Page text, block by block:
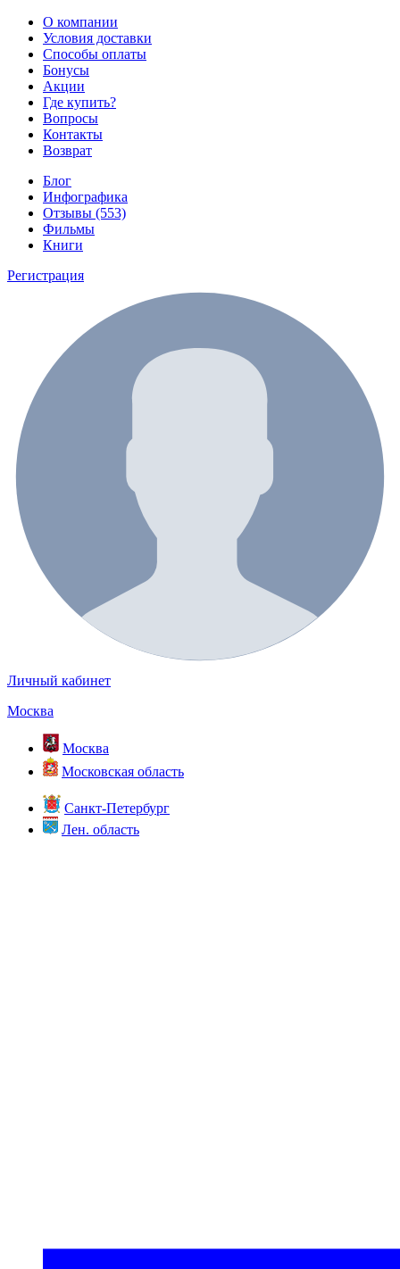
О компании
Условия доставки
Способы оплаты
Бонусы
Акции
Где купить?
Вопросы
Контакты
Возврат
Блог
Инфографика
Отзывы (553)
Фильмы
Книги
Регистрация
Личный кабинет
Москва
Москва
Московская область
Санкт-Петербург
Лен. область